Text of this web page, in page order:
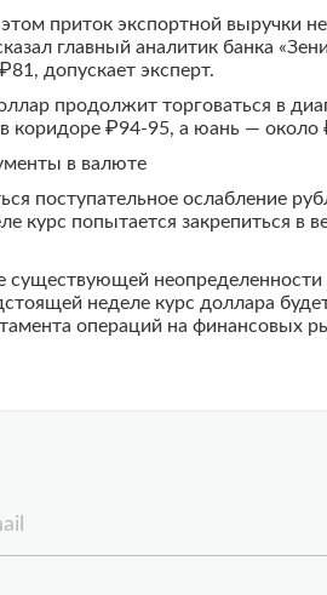
приток экспортной выручки
главный аналитик банка
допускает эксперт.
продолжит торговаться в
в коридоре ₽94-95, а юань — около
в валюте
поступательное ослабление
попытается закрепиться в
существующей
неделе курс доллара
операций на финансовых